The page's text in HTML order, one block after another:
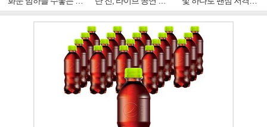
주얼 킹'의 열창
빛나는 독보적 아우라
독보적 카리스마